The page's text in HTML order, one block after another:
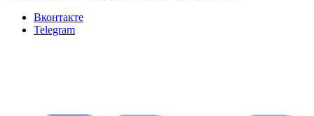
Вконтакте
Telegram